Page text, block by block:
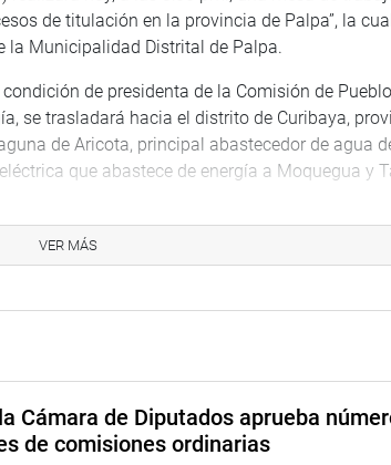
de titulación en la provincia de Palpa”, la
la Municipalidad Distrital de Palpa.
de presidenta de la Comisión de
se trasladará hacia el distrito de Curibaya,
de Aricota, principal abastecedor de agua
que abastece de energía a Moquegua y
de personas con el objetivo de fiscalizar el
Acomocco y luego el CAR Juan Pablo II.
Especial-UPE Cusco y luego el Centro
Popular), representante de Cusco,
trabajo con el sindicato de docentes de la
VER MÁS
Cámara de Diputados aprueba
de comisiones ordinarias